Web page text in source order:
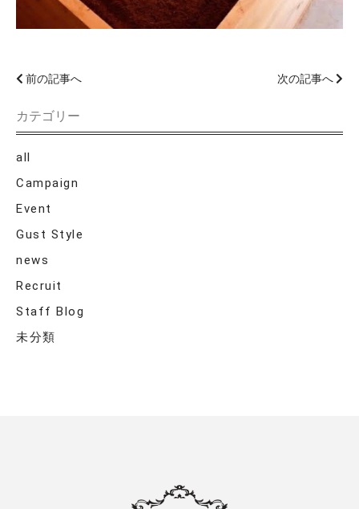
前の記事へ 次の記事へ
カテゴリー
all
Campaign
Event
Gust Style
news
Recruit
Staff Blog
未分類